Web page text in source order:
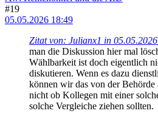
#19
05.05.2026 18:49
Zitat von: Julianx1 in
man die Diskussion hier mal
Wählbarkeit ist doch eigentlich
diskutieren. Wenn es dazu
können wir das von der Behörde
nicht ob Kollegen mit einer
solche Vergleiche ziehen sollten.